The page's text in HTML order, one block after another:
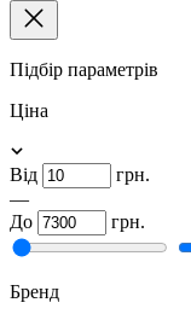
Підбір параметрів
Ціна
Від
грн.
—
До
грн.
Бренд